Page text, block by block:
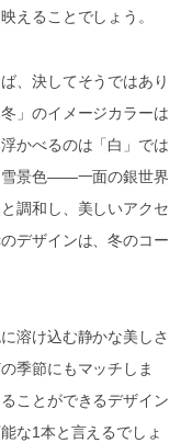
えることでしょう。
、決してそうではあり
」のイメージカラーは
かべるのは「白」では
雪景色――一面の銀世界
調和し、美しいアクセ
デザインは、冬のコー
溶け込む静かな美しさ
季節にもマッチしま
ことができるデザイン
な1本と言えるでしょ